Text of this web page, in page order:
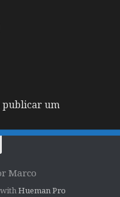
publicar um
Marco
Hueman Pro